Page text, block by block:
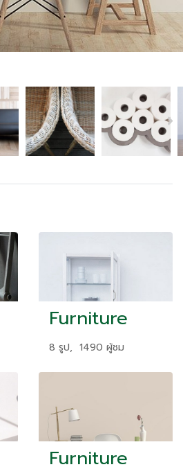
Furniture
8 รูป, 1490 ผู้ชม
Furniture